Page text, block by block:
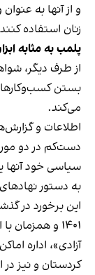
و از آنها به
زنان استفاده
پلمب به مثابه
از طرف دیگر،
بستن کسب‌وکارها
می‌کند.
اطلاعات و
دست‌کم در دو
سیاسی خود آنها
به دستور
این برخورد در
۱۴۰۱ و
آزادی»، اداره
کردستان و نیز در